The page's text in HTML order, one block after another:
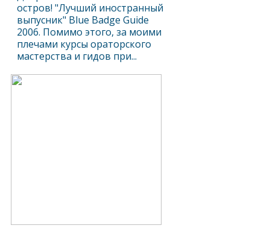
остров! "Лучший иностранный
выпусник" Blue Badge Guide
2006. Помимо этого, за моими
плечами курсы ораторского
мастерства и гидов при...